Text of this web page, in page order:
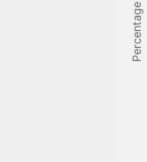
Percentage